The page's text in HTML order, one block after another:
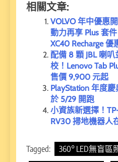
相關文章:
VOLVO 年中優惠
動力再享 Plus 套
XC40 Recharge 優
配備 8 顆 JBL 喇
校！Lenovo Tab
售價 9,900 元起
PlayStation 年度
於 5/29 開跑
小資族新選擇！
RV30 掃地機器人
Tagged: 360° LED無盲區